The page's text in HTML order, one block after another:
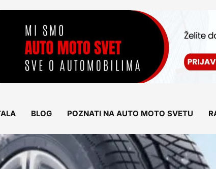
BLOG POZNATI NA AUTO MOTO SVETU